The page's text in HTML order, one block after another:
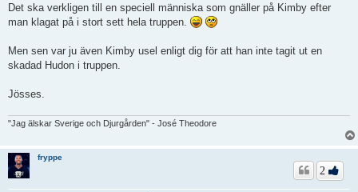
Det ska verkligen till en speciell människa som gnäller på Kimby efter
man klagat på i stort sett hela truppen.
Men sen var ju även Kimby usel enligt dig för att han inte tagit ut en
skadad Hudon i truppen.
Jösses.
"Jag älskar Sverige och Djurgården" - José Theodore
fryppe
2